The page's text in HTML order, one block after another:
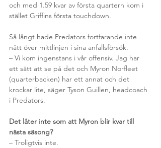
och med 1.59 kvar av första quartern kom i
stället Griffins första touchdown.
Så långt hade Predators fortfarande inte
nått över mittlinjen i sina anfallsförsök.
– Vi kom ingenstans i vår offensiv. Jag har
ett sätt att se på det och Myron Norfleet
(quarterbacken) har ett annat och det
krockar lite, säger Tyson Guillen, headcoach
i Predators.
Det låter inte som att Myron blir kvar till
nästa säsong?
– Troligtvis inte.